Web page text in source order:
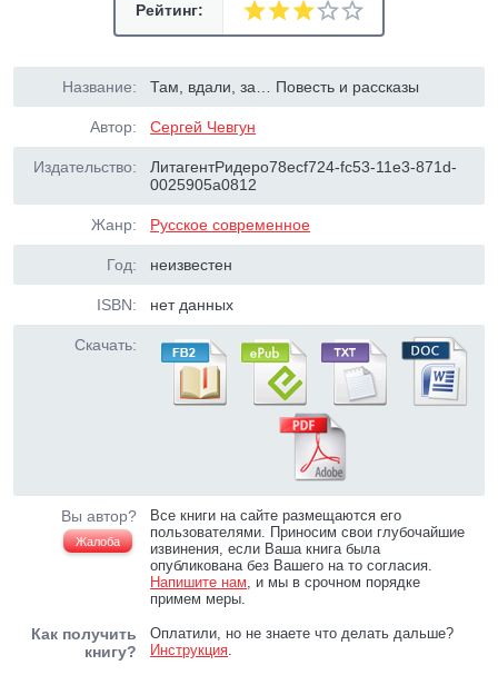
Рейтинг:
Название: Там, вдали, за… Повесть и рассказы
Автор: Сергей Чевгун
Издательство:
ЛитагентРидеро78ecf724-fc53-11e3-871d-
0025905a0812
Жанр: Русское современное
Год: неизвестен
ISBN: нет данных
Скачать:
Вы автор?
Жалоба
Все книги на сайте размещаются его
пользователями. Приносим свои глубочайшие
извинения, если Ваша книга была
опубликована без Вашего на то согласия.
Напишите нам, и мы в срочном порядке
примем меры.
Как получить
книгу?
Оплатили, но не знаете что делать дальше?
Инструкция.